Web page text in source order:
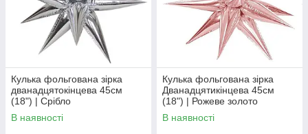
Кулька фольгована зірка
дванадцятокінцева 45см
(18") | Срібло
В наявності
Кулька фольгована зірка
Дванадцятикінцева 45см
(18") | Рожеве золото
В наявності